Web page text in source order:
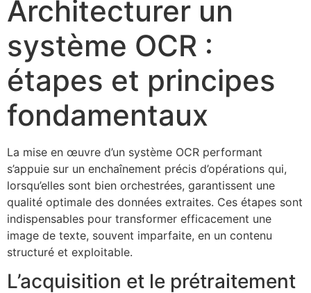
Architecturer un
système OCR :
étapes et principes
fondamentaux
La mise en œuvre d’un système OCR performant
s’appuie sur un enchaînement précis d’opérations qui,
lorsqu’elles sont bien orchestrées, garantissent une
qualité optimale des données extraites. Ces étapes sont
indispensables pour transformer efficacement une
image de texte, souvent imparfaite, en un contenu
structuré et exploitable.
L’acquisition et le prétraitement